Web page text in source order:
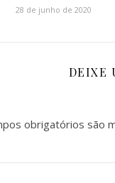
28 de junho de 2020
DEIXE
obrigatórios são